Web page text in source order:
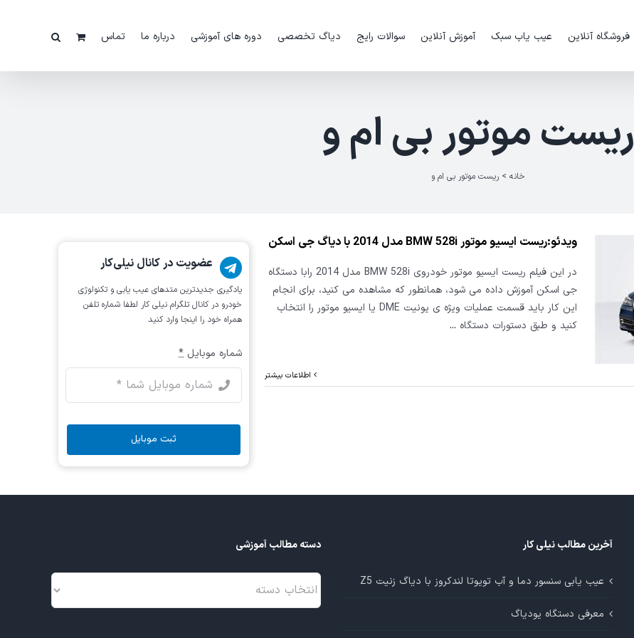
فروشگاه آنلاین عیب یاب سبک آموزش آنلاین سوالات رایج دیاگ تخصصی دوره های آموزشی درباره ما تماس
ریست موتور بی ام و
خانه > ریست موتور بی ام و
ویدئو:ریست ایسیو موتور BMW 528i مدل 2014 با دیاگ جی اسکن
در این فیلم ریست ایسیو موتور خودروی BMW 528i مدل 2014 رابا دستگاه
جی اسکن آموزش داده می شود، همانطور که مشاهده می کنید، برای انجام
این کار باید قسمت عملیات ویژه ی یونیت DME یا ایسیو موتور را انتخاب
کنید و طبق دستورات دستگاه ...
اطلاعات بیشتر
عضویت در کانال نیلی‌کار
یادگیری جدیدترین متد‌های عیب یابی‌ و تکنولوژی
خودرو در کانال تلگرام نیلی کار لطفا شماره تلفن
همراه خود را اینجا وارد کنید
شماره موبایل *
ثبت موبایل
آخرین مطالب نیلی کار
عیب یابی سنسور دما و آب تویوتا لندکروز با دیاگ زنیت Z5
معرفی دستگاه یودیاگ
دسته مطالب آموزشی
دسته